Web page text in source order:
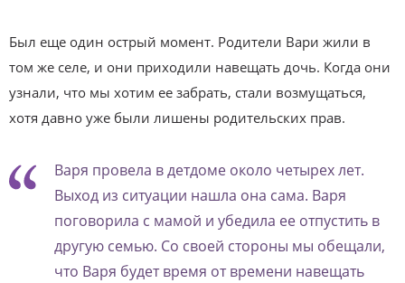
Был еще один острый момент. Родители Вари жили в
том же селе, и они приходили навещать дочь. Когда они
узнали, что мы хотим ее забрать, стали возмущаться,
хотя давно уже были лишены родительских прав.
Варя провела в детдоме около четырех лет.
Выход из ситуации нашла она сама. Варя
поговорила с мамой и убедила ее отпустить в
другую семью. Со своей стороны мы обещали,
что Варя будет время от времени навещать